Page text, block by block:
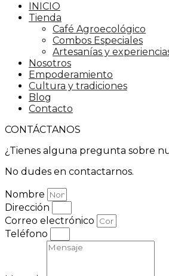
INICIO
Tienda
Café Agroecológico
Combos Especiales
Artesanías y
Nosotros
Empoderamiento
Cultura y tradiciones
Blog
Contacto
CONTÁCTANOS
¿Tienes alguna pregunta sobre
No dudes en contactarnos.
Nombre
Dirección
Correo electrónico
Teléfono